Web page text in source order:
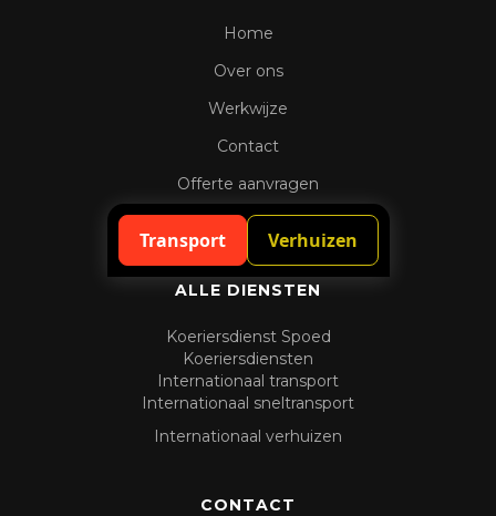
Home
Over ons
Werkwijze
Contact
Offerte aanvragen
Spoedaanvraag
ALLE DIENSTEN
Koeriersdienst Spoed
Koeriersdiensten
Internationaal transport
Internationaal sneltransport
Internationaal verhuizen
CONTACT
Transport Verhuizen